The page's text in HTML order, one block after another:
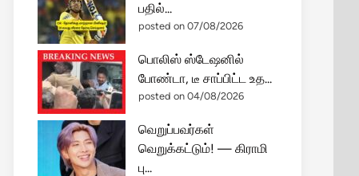
பதில்...
posted on 07/08/2026
பொலிஸ் ஸ்டேஷனில்
போண்டா, டீ சாப்பிட்ட உத...
posted on 04/08/2026
வெறுப்பவர்கள்
வெறுக்கட்டும்! — கிராமி
பு...